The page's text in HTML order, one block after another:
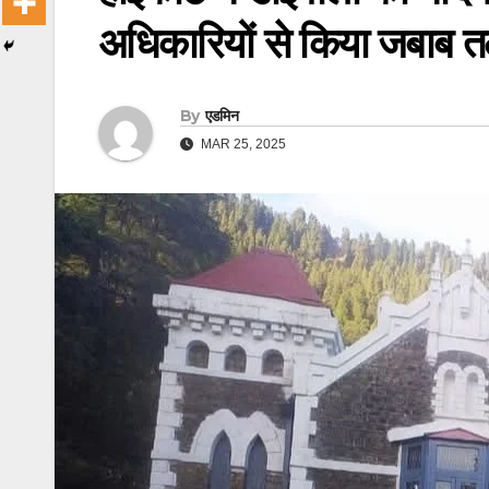
अधिकारियों से किया जबाब
By एडमिन
MAR 25, 2025